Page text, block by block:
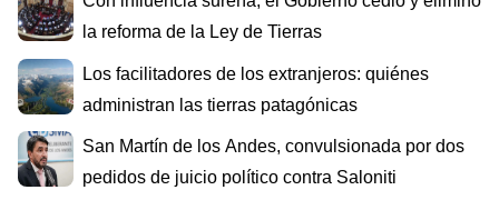
la reforma de la Ley de Tierras
Los facilitadores de los extranjeros: quiénes
administran las tierras patagónicas
San Martín de los Andes, convulsionada por dos
pedidos de juicio político contra Saloniti